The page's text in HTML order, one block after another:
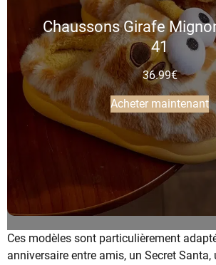
Chaussons Girafe
41
36.99€
Acheter maintenant
Ces modèles sont particulièrement
anniversaire entre amis, un Secret Santa,